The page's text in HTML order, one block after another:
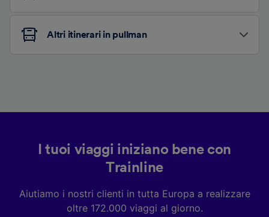
Altri itinerari in pullman
I tuoi viaggi iniziano bene con
Trainline
Aiutiamo i nostri clienti in tutta Europa a realizzare
oltre 172.000 viaggi al giorno.